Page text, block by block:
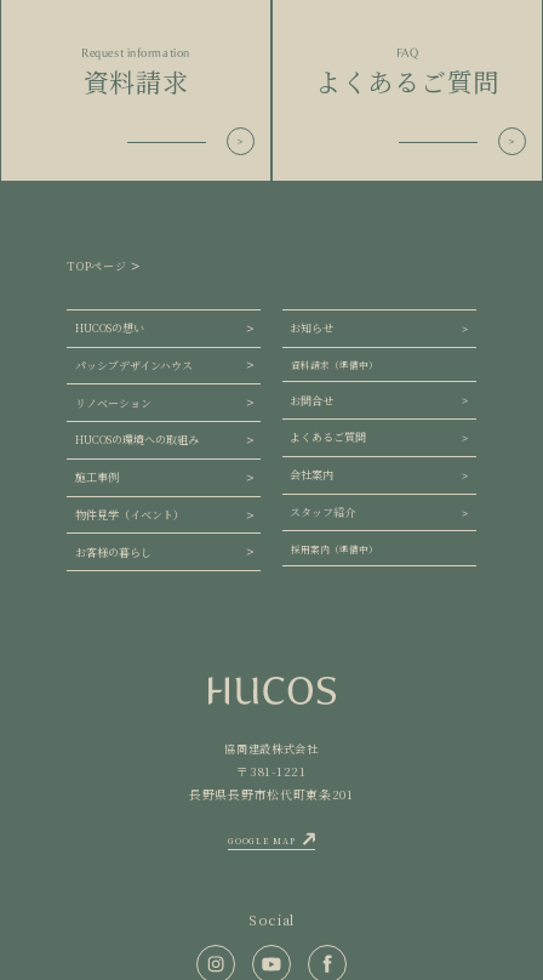
Request information
資料請求
FAQ
よくあるご質問
協同建設株式会社
〒381-1221
長野県長野市松代町東条201
GOOGLE MAP
Social
TOPページ
HUCOSの想い
パッシブデザインハウス
リノベーション
HUCOSの環境への取組み
施工事例
物件見学（イベント）
お客様の暮らし
お知らせ
資料請求（準備中）
お問合せ
よくあるご質問
会社案内
スタッフ紹介
採用案内（準備中）